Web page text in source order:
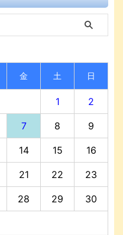
金 土 日
1 2
7 8 9
14 15 16
21 22 23
28 29 30